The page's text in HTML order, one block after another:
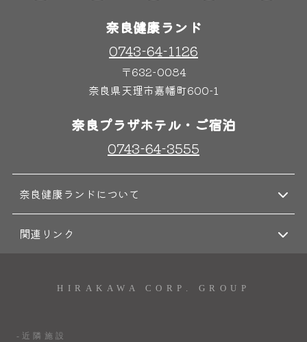
奈良健康ランド
0743-64-1126
〒632-0084
奈良県天理市嘉幡町600-1
奈良プラザホテル・ご宿泊
0743-64-3555
奈良健康ランドについて
関連リンク
HIRAKAWA CORP. GROUP
-近隣施設